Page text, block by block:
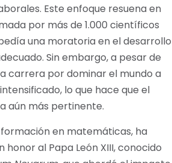
Este enfoque resuena en
por más de 1.000 científicos
una moratoria en el desarrollo
Sin embargo, a pesar de
carrera por dominar el mundo a
lo que hace que el
aún más pertinente.
formación en matemáticas, ha
honor al Papa León XIII, conocido